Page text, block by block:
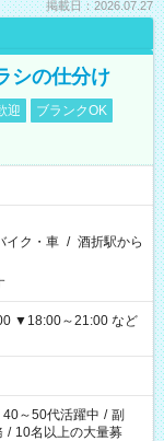
掲載日：2026.07.27
シの仕分け
迎
ブランクOK
イク・車 / 酒折駅から
40～50代活躍中 / 副
/ 10名以上の大量募